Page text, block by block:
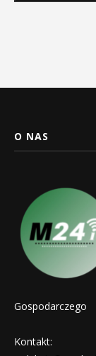
O NAS
Gospodarczego
Kontakt: